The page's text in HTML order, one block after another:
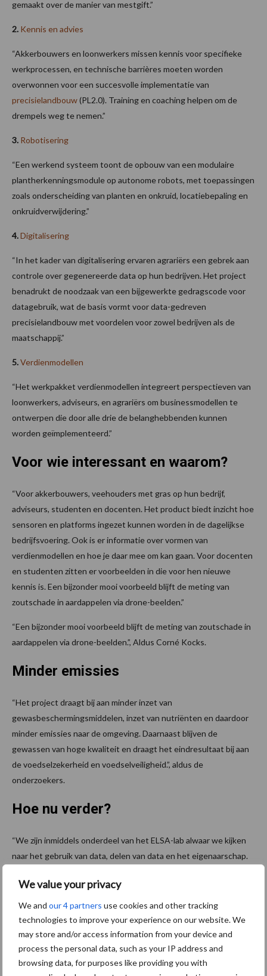
We value your privacy
We and our 4 partners use cookies and other tracking
technologies to improve your experience on our website. We
may store and/or access information from your device and
process the personal data, such as your IP address and
browsing data, for purposes like providing you with
gemaakt over de manier van mestgift.”
2. Kennis en advies
“Akkerbouwers en loonwerkers missen kennis voor specifieke
werkprocessen, en technische barrières moeten worden
overwonnen voor een succesvolle implementatie van
precisielandbouw(PL2.0). Training en coaching helpen om de
drempels weg te nemen.”
3. Robotisering
“Een werkend systeem toont de opbouw van een modulaire
plantherkenningsmodule op autonome robots, met toepassingen
zoals onderscheiding van planten en onkruid, locatiebepaling en
onkruidverwijdering.”
4.Digitalisering
“In het kader van digitalisering ervaren agrariërs een gebrek aan
controle over gegenereerde data op hun bedrijven. Het project
benadrukt de noodzaak van een bijgewerkte gedragscode voor
datagebruik, wat de basis vormt voor data-gedreven
precisielandbouw met voordelen voor zowel bedrijven als de
maatschappij.”
5.Verdienmodellen
“Het werkpakket verdienmodellen integreert perspectieven van
loonwerkers, adviseurs, en agrariërs om businessmodellen te
ontwerpen die door alle drie de belanghebbenden kunnen
worden geïmplementeerd.”
Voor wie interessant en waarom?
“Voor akkerbouwers, veehouders met gras op hun bedrijf,
adviseurs, studenten en docenten. Het product biedt inzicht hoe
sensoren en platforms ingezet kunnen worden in de dagelijkse
bedrijfsvoering. Ook is er informatie over vormen van
verdienmodellen en hoe je daar mee om kan gaan. Voor docenten
en studenten zitten er voorbeelden in die voor hen nieuwe
kennis is. Een bijzonder mooi voorbeeld blijft de meting van
zoutschade in aardappelen via drone-beelden.”
“Een bijzonder mooi voorbeeld blijft de meting van zoutschade in
aardappelen via drone-beelden.”, Aldus Corné Kocks.
Minder emissies
“Het project draagt bij aan minder inzet van
gewasbeschermingsmiddelen, inzet van nutriënten en daardoor
minder emissies naar de omgeving. Daarnaast blijven de
gewassen van hoge kwaliteit en draagt het eindresultaat bij aan
de voedselzekerheid en voedselveiligheid.”, aldus de
onderzoekers.
Hoe nu verder?
“We zijn inmiddels onderdeel van het ELSA-lab alwaar we kijken
naar het gebruik van data, delen van data en het eigenaarschap.
digitalisering van ondernemers, hetgeen onderdeel is van de
EDIH Noordwest Nederland. En één praktijkpartner is onderdeel
van een Europese projectaanvraag geworden.”
Aanbevolen voor jou!